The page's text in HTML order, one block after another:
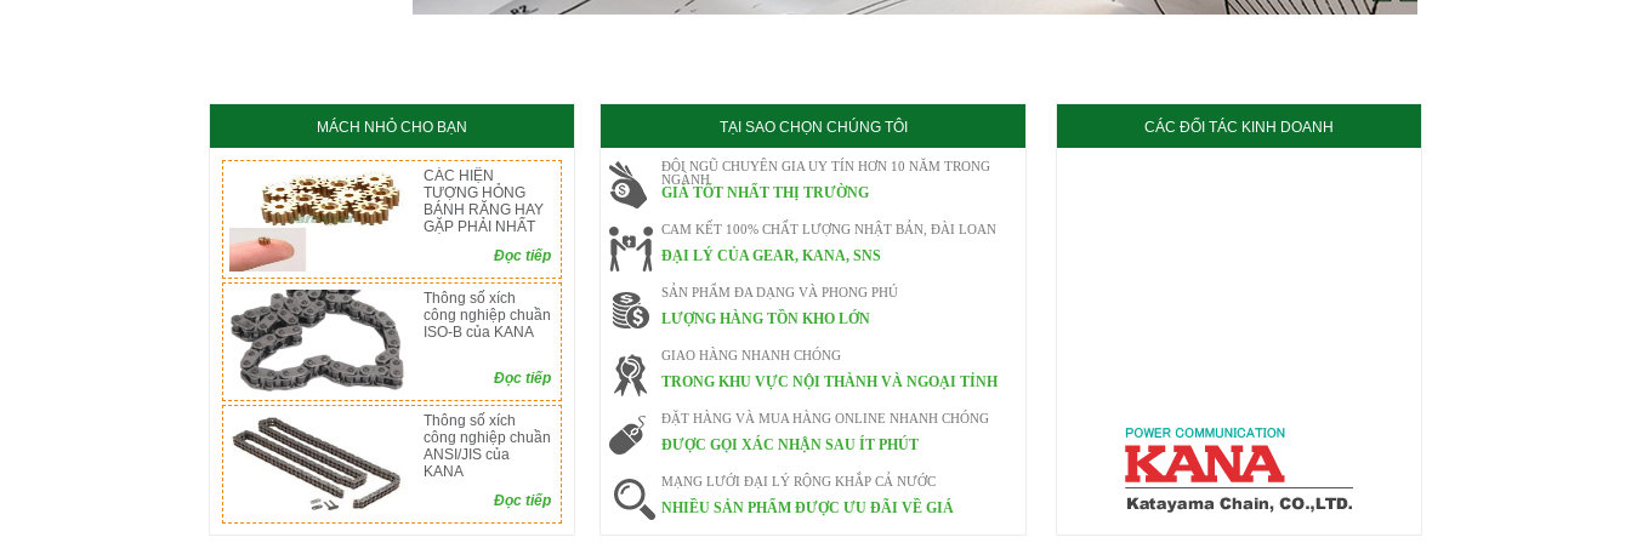
MÁCH NHỎ CHO BẠN
CÁC HIỆN
TƯỢNG HỎNG
BÁNH RĂNG HAY
GẶP PHẢI NHẤT
Đọc tiếp
Thông số xích
công nghiệp chuần
ISO-B của KANA
Đọc tiếp
Thông số xích
công nghiệp chuần
ANSI/JIS của
KANA
Đọc tiếp
TẠI SAO CHỌN CHÚNG TÔI
ĐỘI NGŨ CHUYÊN GIA UY TÍN HƠN 10 NĂM TRONG
NGÀNH
GIÁ TỐT NHẤT THỊ TRƯỜNG
CAM KẾT 100% CHẤT LƯỢNG NHẬT BẢN, ĐÀI LOAN
ĐẠI LÝ CỦA GEAR, KANA, SNS
SẢN PHẨM ĐA DẠNG VÀ PHONG PHÚ
LƯỢNG HÀNG TỒN KHO LỚN
GIAO HÀNG NHANH CHÓNG
TRONG KHU VỰC NỘI THÀNH VÀ NGOẠI TỈNH
ĐẶT HÀNG VÀ MUA HÀNG ONLINE NHANH CHÓNG
ĐƯỢC GỌI XÁC NHẬN SAU ÍT PHÚT
MẠNG LƯỚI ĐẠI LÝ RỘNG KHẮP CẢ NƯỚC
NHIỀU SẢN PHẨM ĐƯỢC ƯU ĐÃI VỀ GIÁ
CÁC ĐỐI TÁC KINH DOANH